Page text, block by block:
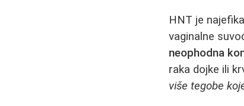
HNT je
vaginalne
neophodna
raka dojke ili
više tegobe